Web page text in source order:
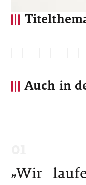
Auch in
„Wir